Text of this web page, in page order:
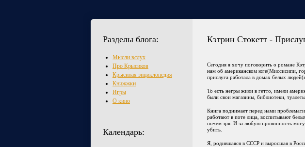
Разделы блога:
Мысли вслух
Про Крысиков
Крысиная энциклопедия
Книжжки
Игры
О кино
Календарь:
Кэтрин Стокетт -
Сегодня я хочу поговорить о романе
нам об американском юге(Миссисипи,
прислуга работала в домах белых
То есть негры жили в гетто, имели
были свои магазины, библиотеки,
Книга поднимает перед нами
работают в поте лица, воспитывают
почем зря. И за любую провинность
убить.
Я, родившаяся в СССР и выросшая в